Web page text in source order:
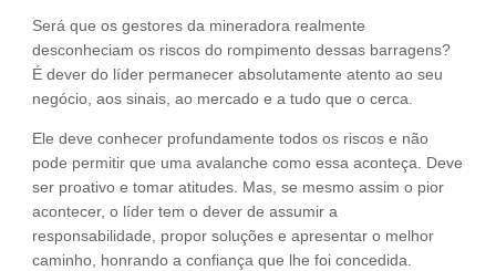
Será que os gestores da mineradora realmente
desconheciam os riscos do rompimento dessas barragens?
É dever do líder permanecer absolutamente atento ao seu
negócio, aos sinais, ao mercado e a tudo que o cerca.
Ele deve conhecer profundamente todos os riscos e não
pode permitir que uma avalanche como essa aconteça. Deve
ser proativo e tomar atitudes. Mas, se mesmo assim o pior
acontecer, o líder tem o dever de assumir a
responsabilidade, propor soluções e apresentar o melhor
caminho, honrando a confiança que lhe foi concedida.